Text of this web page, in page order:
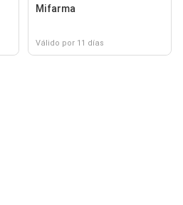
Mifarma
Válido por 11 días